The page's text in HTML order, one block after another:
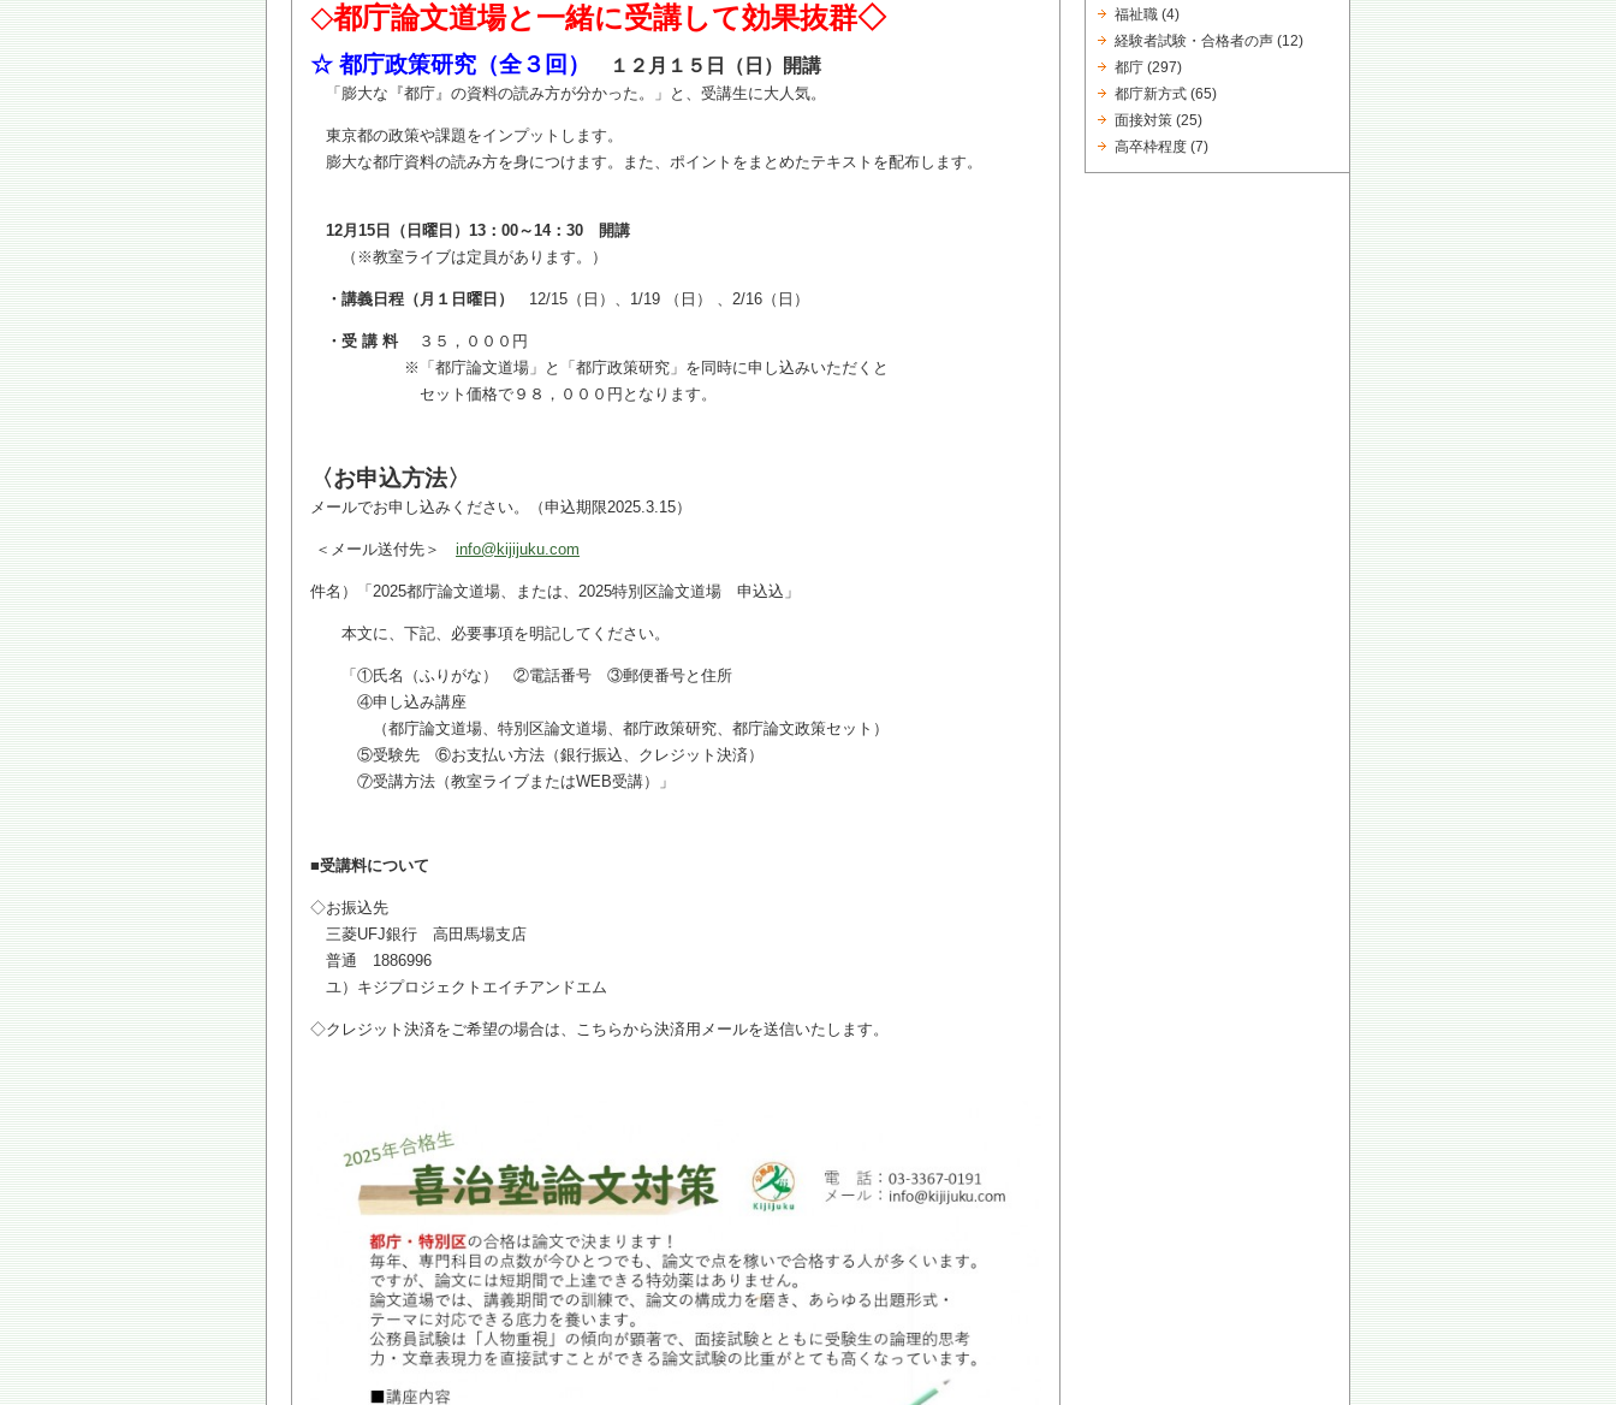
◇都庁論文道場と一緒に受講して効果抜群◇
☆ 都庁政策研究（全３回） １２月１５日（日）開講
「膨大な『都庁』の資料の読み方が分かった。」と、受講生に大人気。
東京都の政策や課題をインプットします。
膨大な都庁資料の読み方を身につけます。また、ポイントをまとめたテキストを配布します。
12月15日（日曜日）13：00～14：30 開講
（※教室ライブは定員があります。）
・講義日程（月１日曜日） 12/15（日）、1/19 （日） 、2/16（日）
・受 講 料
３５，０００円
※「都庁論文道場」と「都庁政策研究」を同時に申し込みいただくと
セット価格で９８，０００円となります。
〈お申込方法〉
メールでお申し込みください。（申込期限2025.3.15）
＜メール送付先＞ info@kijijuku.com
件名）「2025都庁論文道場、または、2025特別区論文道場 申込込」
本文に、下記、必要事項を明記してください。
「①氏名（ふりがな） ②電話番号 ③郵便番号と住所
④申し込み講座
（都庁論文道場、特別区論文道場、都庁政策研究、都庁論文政策セット）
⑤受験先 ⑥お支払い方法（銀行振込、クレジット決済）
⑦受講方法（教室ライブまたはWEB受講）」
■受講料について
◇お振込先
三菱UFJ銀行 高田馬場支店
普通 1886996
ユ）キジプロジェクトエイチアンドエム
◇クレジット決済をご希望の場合は、こちらから決済用メールを送信いたします。
福祉職 (4)
経験者試験・合格者の声 (12)
都庁 (297)
都庁新方式 (65)
面接対策 (25)
高卒枠程度 (7)